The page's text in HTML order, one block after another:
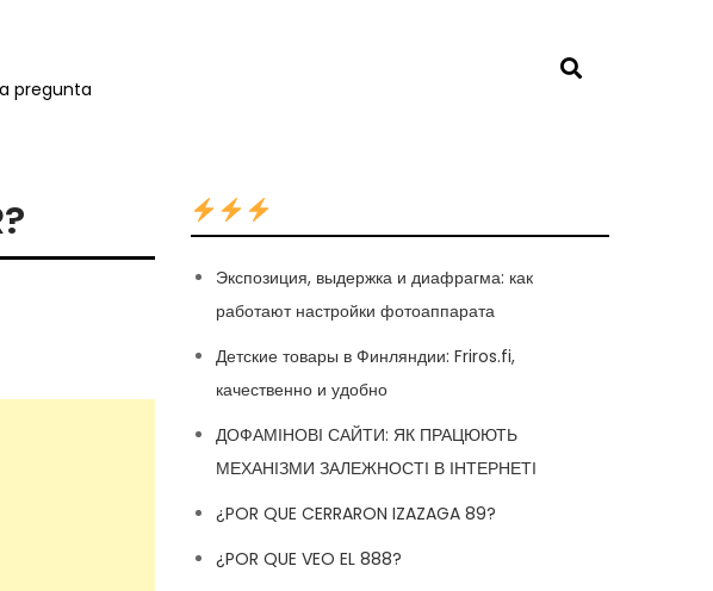
pregunta
Экспозиция, выдержка и диафрагма: как
работают настройки фотоаппарата
Детские товары в Финляндии: Friros.fi,
качественно и удобно
ДОФАМІНОВІ САЙТИ: ЯК ПРАЦЮЮТЬ
МЕХАНІЗМИ ЗАЛЕЖНОСТІ В ІНТЕРНЕТІ
¿POR QUE CERRARON IZAZAGA 89?
¿POR QUE VEO EL 888?